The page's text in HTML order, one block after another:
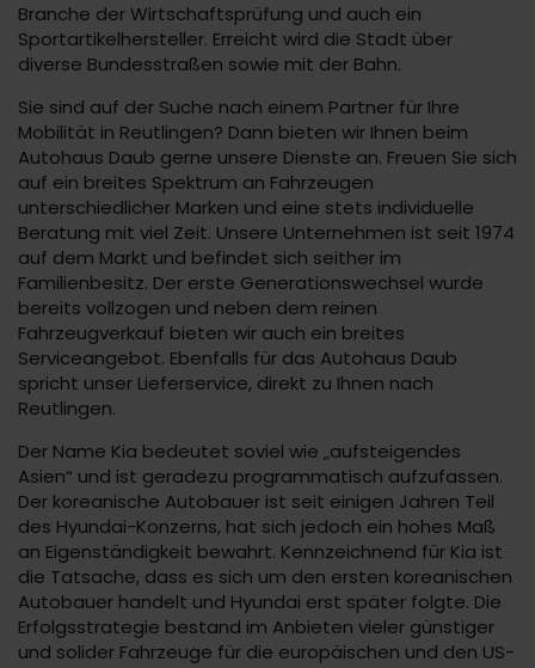
Branche der Wirtschaftsprüfung und auch ein
Sportartikelhersteller. Erreicht wird die Stadt über
diverse Bundesstraßen sowie mit der Bahn.
Sie sind auf der Suche nach einem Partner für Ihre
Mobilität in Reutlingen? Dann bieten wir Ihnen beim
Autohaus Daub gerne unsere Dienste an. Freuen Sie sich
auf ein breites Spektrum an Fahrzeugen
unterschiedlicher Marken und eine stets individuelle
Beratung mit viel Zeit. Unsere Unternehmen ist seit 1974
auf dem Markt und befindet sich seither im
Familienbesitz. Der erste Generationswechsel wurde
bereits vollzogen und neben dem reinen
Fahrzeugverkauf bieten wir auch ein breites
Serviceangebot. Ebenfalls für das Autohaus Daub
spricht unser Lieferservice, direkt zu Ihnen nach
Reutlingen.
Der Name Kia bedeutet soviel wie „aufsteigendes
Asien“ und ist geradezu programmatisch aufzufassen.
Der koreanische Autobauer ist seit einigen Jahren Teil
des Hyundai-Konzerns, hat sich jedoch ein hohes Maß
an Eigenständigkeit bewahrt. Kennzeichnend für Kia ist
die Tatsache, dass es sich um den ersten koreanischen
Autobauer handelt und Hyundai erst später folgte. Die
Erfolgsstrategie bestand im Anbieten vieler günstiger
und solider Fahrzeuge für die europäischen und den US-